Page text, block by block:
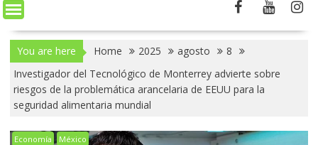
You are here Home 2025 agosto
8
Investigador del Tecnológico de Monterrey advierte sobre
riesgos de la problemática arancelaria de EEUU para la
seguridad alimentaria mundial
Economía México